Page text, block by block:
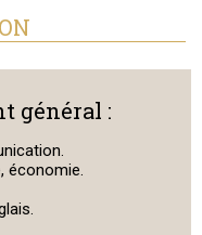
général :
économie.